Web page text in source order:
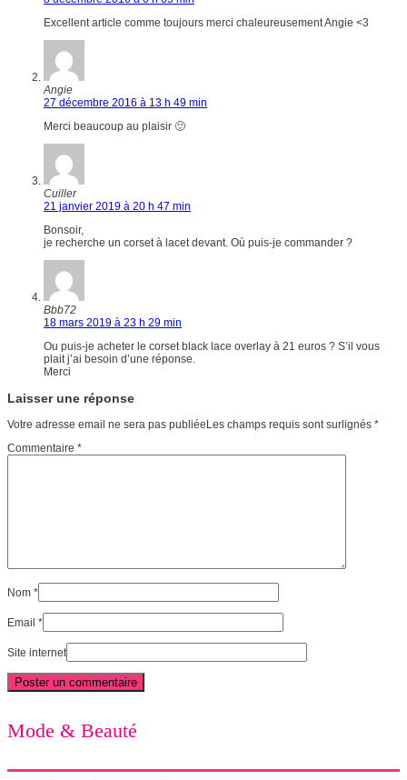
Excellent article comme toujours merci chaleureusement Angie <3
Angie
27 décembre 2016 à 13 h 49 min
Merci beaucoup au plaisir 🙂
Cuiller
21 janvier 2019 à 20 h 47 min
Bonsoir,
je recherche un corset à lacet devant. Où puis-je commander ?
Bbb72
18 mars 2019 à 23 h 29 min
Ou puis-je acheter le corset black lace overlay à 21 euros ? S’il vous
plait j’ai besoin d’une réponse.
Merci
Laisser une réponse
Votre adresse email ne sera pas publiéeLes champs requis sont surlignés *
Commentaire *
Nom *
Email *
Site internet
Mode & Beauté